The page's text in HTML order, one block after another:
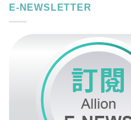
E-NEWSLETTER